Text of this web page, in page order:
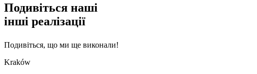
Подивіться наші
інші реалізації
Подивіться, що ми ще виконали!
Kraków